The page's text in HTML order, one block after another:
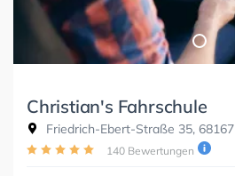
Christian's Fahrschule
Friedrich-Ebert-Straße 35,
140 Bewertungen